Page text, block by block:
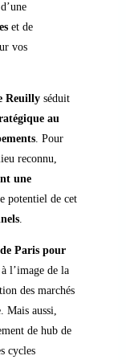
et de
vos
Reuilly séduit
au
. Pour
reconnu,
une
potentiel de cet
.
Paris pour
l’image de la
des marchés
Mais aussi,
de hub de
cycles